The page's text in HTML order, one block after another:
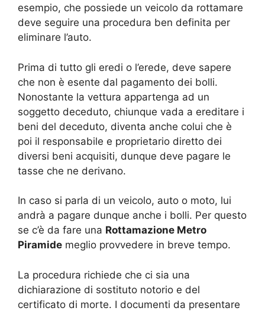
esempio, che possiede un veicolo da rottamare
deve seguire una procedura ben definita per
eliminare l’auto.
Prima di tutto gli eredi o l’erede, deve sapere
che non è esente dal pagamento dei bolli.
Nonostante la vettura appartenga ad un
soggetto deceduto, chiunque vada a ereditare i
beni del deceduto, diventa anche colui che è
poi il responsabile e proprietario diretto dei
diversi beni acquisiti, dunque deve pagare le
tasse che ne derivano.
In caso si parla di un veicolo, auto o moto, lui
andrà a pagare dunque anche i bolli. Per questo
se c’è da fare una Rottamazione Metro
Piramide meglio provvedere in breve tempo.
La procedura richiede che ci sia una
dichiarazione di sostituto notorio e del
certificato di morte. I documenti da presentare